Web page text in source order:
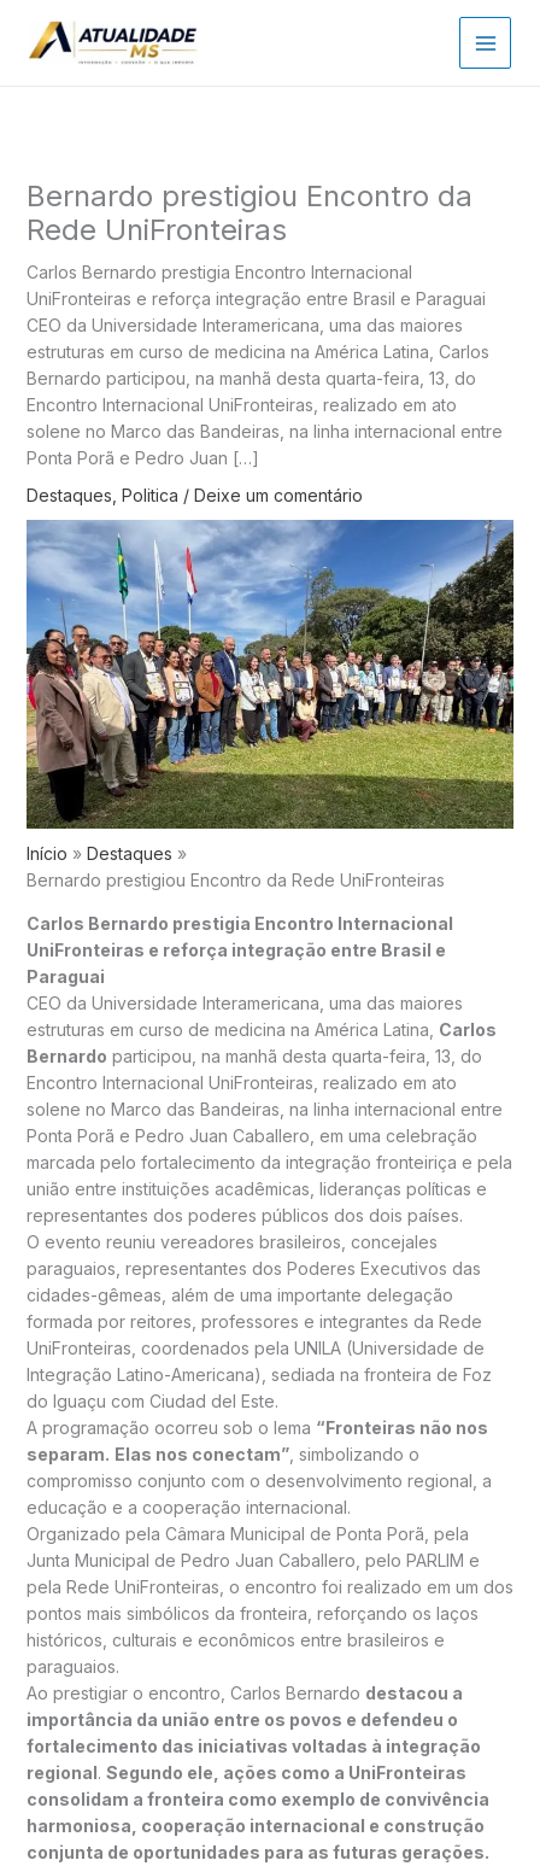
Bernardo prestigiou Encontro da
Rede UniFronteiras
Carlos Bernardo prestigia Encontro Internacional
UniFronteiras e reforça integração entre Brasil e Paraguai
CEO da Universidade Interamericana, uma das maiores
estruturas em curso de medicina na América Latina, Carlos
Bernardo participou, na manhã desta quarta-feira, 13, do
Encontro Internacional UniFronteiras, realizado em ato
solene no Marco das Bandeiras, na linha internacional entre
Ponta Porã e Pedro Juan […]
Destaques Politica / Deixe um comentário
Início
Destaques
Bernardo prestigiou Encontro da Rede UniFronteiras
Carlos Bernardo prestigia Encontro Internacional
UniFronteiras e reforça integração entre Brasil e
Paraguai
CEO da Universidade Interamericana, uma das maiores
estruturas em curso de medicina na América Latina, Carlos
Bernardo participou, na manhã desta quarta-feira, 13, do
Encontro Internacional UniFronteiras, realizado em ato
solene no Marco das Bandeiras, na linha internacional entre
Ponta Porã e Pedro Juan Caballero, em uma celebração
marcada pelo fortalecimento da integração fronteiriça e pela
união entre instituições acadêmicas, lideranças políticas e
representantes dos poderes públicos dos dois países.
O evento reuniu vereadores brasileiros, concejales
paraguaios, representantes dos Poderes Executivos das
cidades-gêmeas, além de uma importante delegação
formada por reitores, professores e integrantes da Rede
UniFronteiras, coordenados pela UNILA (Universidade de
Integração Latino-Americana), sediada na fronteira de Foz
do Iguaçu com Ciudad del Este.
A programação ocorreu sob o lema “Fronteiras não nos
separam. Elas nos conectam”, simbolizando o
compromisso conjunto com o desenvolvimento regional, a
educação e a cooperação internacional.
Organizado pela Câmara Municipal de Ponta Porã, pela
Junta Municipal de Pedro Juan Caballero, pelo PARLIM e
pela Rede UniFronteiras, o encontro foi realizado em um dos
pontos mais simbólicos da fronteira, reforçando os laços
históricos, culturais e econômicos entre brasileiros e
paraguaios.
Ao prestigiar o encontro, Carlos Bernardo destacou a
importância da união entre os povos e defendeu o
fortalecimento das iniciativas voltadas à integração
regional. Segundo ele, ações como a UniFronteiras
consolidam a fronteira como exemplo de convivência
harmoniosa, cooperação internacional e construção
conjunta de oportunidades para as futuras gerações.